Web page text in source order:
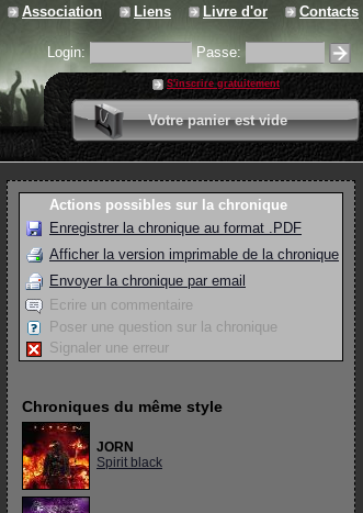
Association Liens Livre d'or Contacts
Login: Passe:
S'inscrire gratuitement
Votre panier est vide
0 article
Valider votre panier
Actions possibles sur la chronique
Enregistrer la chronique au format .PDF
Afficher la version imprimable de la chronique
Envoyer la chronique par email
Ecrire un commentaire
Poser une question sur la chronique
Signaler une erreur
Chroniques du même style
JORN
Spirit black